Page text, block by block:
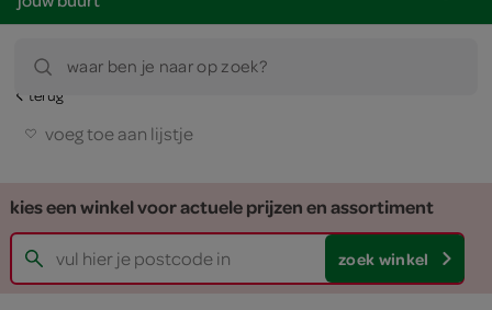
waar ben je naar op zoek?
terug
voeg toe aan lijstje
kies een winkel voor actuele prijzen en assortiment
zoek winkel